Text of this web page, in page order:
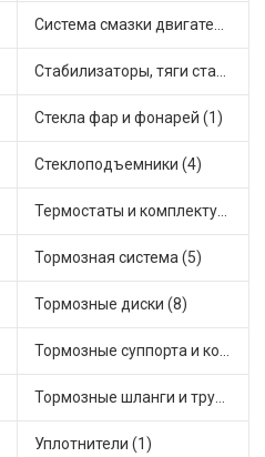
Система смазки двигателя (4)
Стабилизаторы, тяги стабилизатора, стойки стабилиз (4)
Стекла фар и фонарей (1)
Стеклоподъемники (4)
Термостаты и комплектующие системы охлаждения (36)
Тормозная система (5)
Тормозные диски (8)
Тормозные суппорта и комплектующие (4)
Тормозные шланги и трубки (7)
Уплотнители (1)